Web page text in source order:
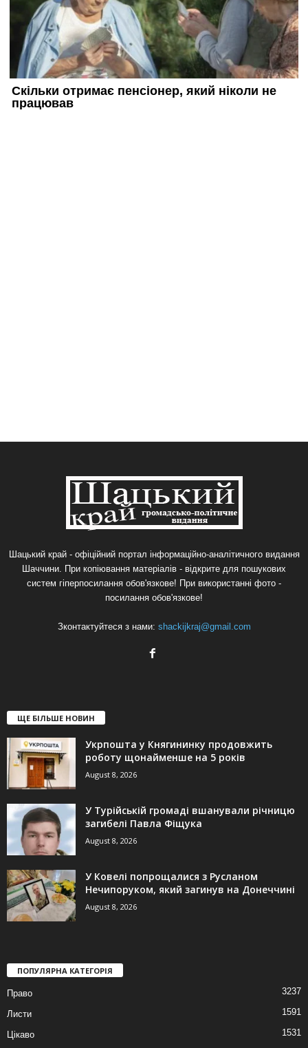
Шацький край - офіційний портал інформаційно-аналітичного видання
Шаччини. При копіювання матеріалів - відкрите для пошукових
систем гіперпосилання обов'язкове! При використанні фото -
посилання обов'язкове!
Зконтактуйтеся з нами: shackijkraj@gmail.com
ЩЕ БІЛЬШЕ НОВИН
Укрпошта у Княгининку продовжить
роботу щонайменше на 5 років
August 8, 2026
У Турійській громаді вшанували річницю
загибелі Павла Фіщука
August 8, 2026
У Ковелі попрощалися з Русланом
Нечипоруком, який загинув на Донеччині
August 8, 2026
ПОПУЛЯРНА КАТЕГОРІЯ
Право 3237
Листи 1591
Цікаво 1531